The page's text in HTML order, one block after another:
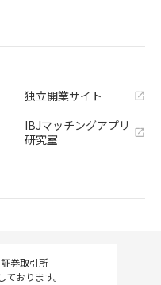
独立開業サイト
IBJマッチングアプリ
研究室
券取引所
おります。